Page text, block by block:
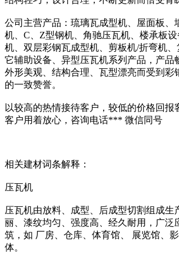
公司主营产品：琉璃瓦成型机、屋面板、
机、C、Z型钢机、角驰压瓦机、楼承板
机、双层彩钢瓦成型机、剪板机/折弯机
它辅助设备、异型压瓦机系列产品，产品
外形美观、结构合理、瓦型漂亮而受到彩
的一致赞誉。
以较高的热情接待客户，较低的价格回报
客户用着放心，咨询电话*** 微信同号
相关建材词条解释：
压瓦机
压瓦机由放料、成型、后成型切割组成生
丽、漆纹均匀、强度高、经久耐用，广泛
筑，如 厂房、仓库、体育馆、 展览馆、
体。